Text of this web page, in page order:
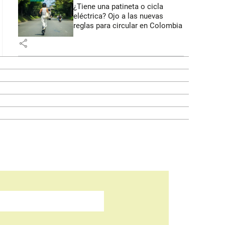
¿Tiene una patineta o cicla
eléctrica? Ojo a las nuevas
reglas para circular en Colombia
share